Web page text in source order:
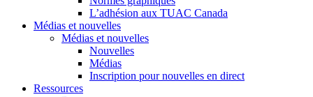
L’adhésion aux TUAC Canada
Médias et nouvelles
Médias et nouvelles
Nouvelles
Médias
Inscription pour nouvelles en direct
Ressources